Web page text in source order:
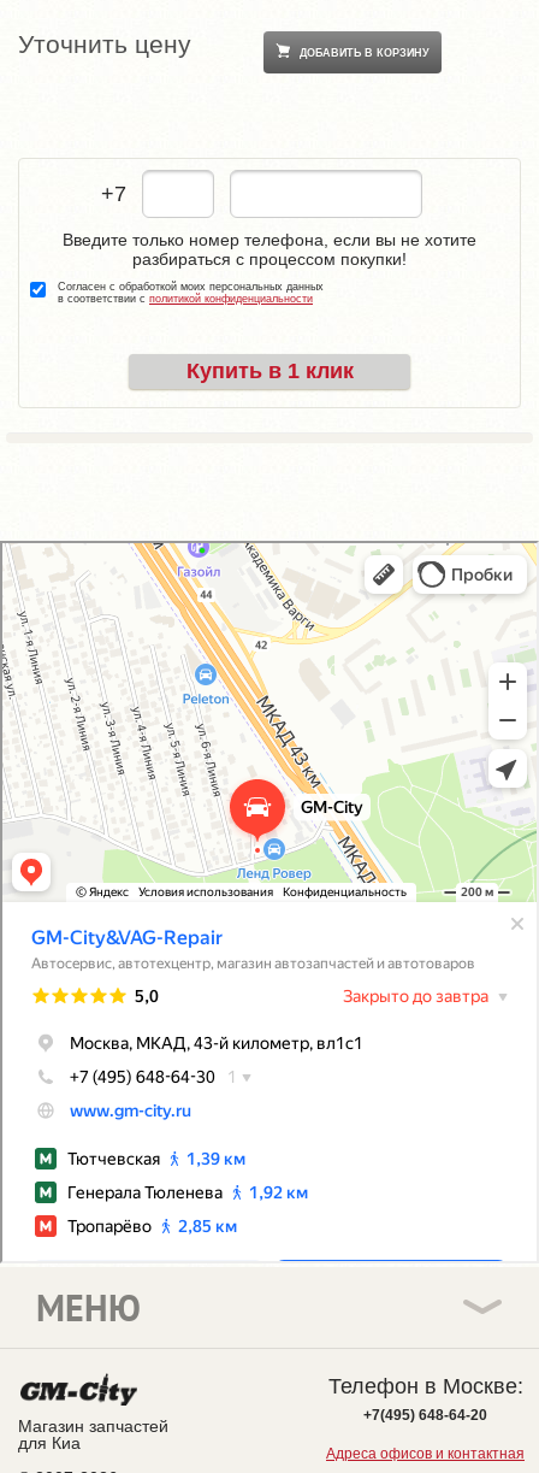
Уточнить цену ДОБАВИТЬ В КОРЗИНУ
+7
Купить в 1 клик
Введите только номер телефона, если вы не хотите
разбираться с процессом покупки!
Согласен с обработкой моих персональных данных
в соответствии с политикой конфиденциальности
GM-City&VAG-Repair
Автосервис, автотехцентр в Москве
Магазин автозапчастей и автотоваров в Москве
Магазин запчастей
для Киа
МЕНЮ
Телефон в Москве:
+7(495) 648-64-20
Адреса офисов и контактная